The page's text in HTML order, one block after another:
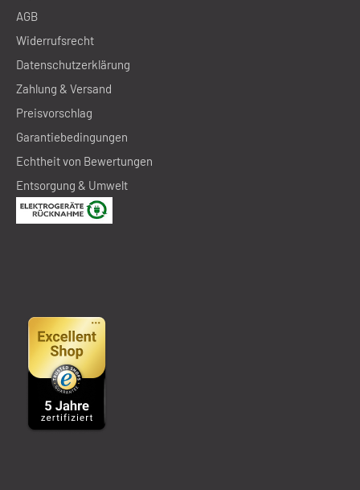
AGB
Widerrufsrecht
Datenschutzerklärung
Zahlung & Versand
Preisvorschlag
Garantiebedingungen
Echtheit von Bewertungen
Entsorgung & Umwelt